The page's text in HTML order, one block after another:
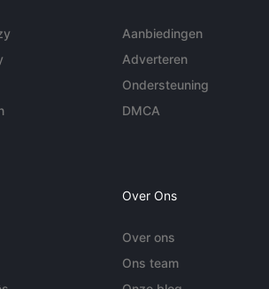
Aanbiedingen
Adverteren
Ondersteuning
DMCA
Over Ons
Over ons
Ons team